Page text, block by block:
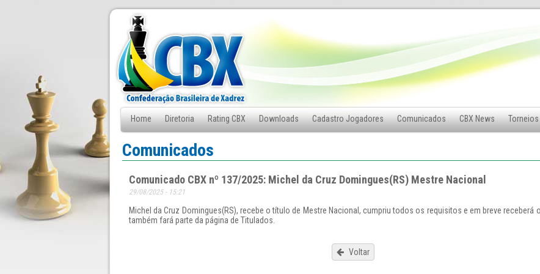
Home Diretoria Rating CBX Downloads Cadastro Jogadores Comunicados CBX News Torneios
Fale Conosco
Comunicados
Comunicado CBX nº 137/2025: Michel da Cruz Domingues(RS) Mestre Nacional
29/08/2025 - 15:21
Michel da Cruz Domingues(RS), recebe o título de Mestre Nacional, cumpriu todos os requisitos e em breve receberá
também fará parte da página de Titulados.
Voltar